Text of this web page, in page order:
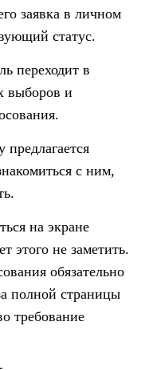
заявка в личном
статус.
переходит в
выборов и
с ним,
на экране
этого не заметить.
обязательно
полной страницы
требование